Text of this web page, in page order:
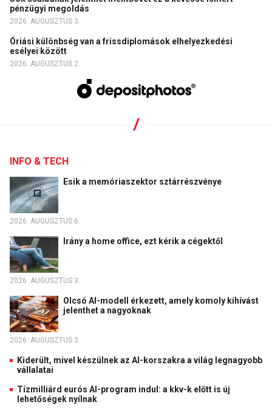
pénzügyi megoldás
2026. AUGUSZTUS 3.
Óriási különbség van a frissdiplomások elhelyezkedési
esélyei között
2026. AUGUSZTUS 2.
INFO & TECH
Esik a memóriaszektor sztárrészvénye
2026. AUGUSZTUS 6.
Irány a home office, ezt kérik a cégektől
2026. AUGUSZTUS 3.
Olcsó AI-modell érkezett, amely komoly kihívást
jelenthet a nagyoknak
2026. AUGUSZTUS 3.
Kiderült, mivel készülnek az AI-korszakra a világ legnagyobb
vállalatai
Tízmilliárd eurós AI-program indul: a kkv-k előtt is új
lehetőségek nyílnak